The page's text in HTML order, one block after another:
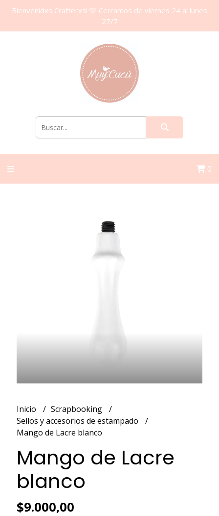
Bienvenidxs Crafterxs! 🩷 Cerramos de viernes 24 al lunes
27/7
0
Inicio
Scrapbooking
Sellos y accesorios de estampado
Mango de Lacre blanco
Mango de Lacre
blanco
$9.000,00